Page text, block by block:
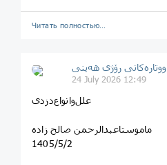
Читать полностью…
ووتارەکانی رۆژی ھەینی
24 July 2026 12:49
علل‌وانواع‌دزدی
ماموستاعبدالرحمن صالح زاده
1405/5/2